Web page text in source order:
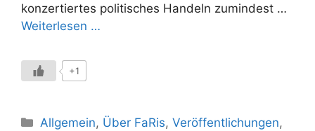
konzertiertes politi­sches Handeln zumindest …
Weiterlesen …
+1
Kategorien
Allgemein, Über FaRis,Veröffentlichungen,